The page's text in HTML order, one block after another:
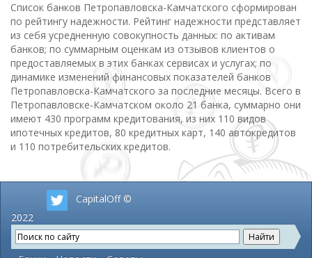
Список банков Петропавловска-Камчатского сформирован
по рейтингу надежности. Рейтинг надежности представляет
из себя усредненную совокупность данных: по активам
банков; по суммарным оценкам из отзывов клиентов о
предоставляемых в этих банках сервисах и услугах; по
динамике изменений финансовых показателей банков
Петропавловска-Камчатского за последние месяцы. Всего в
Петропавловске-Камчатском около 21 банка, суммарно они
имеют 430 программ кредитования, из них 110 видов
ипотечных кредитов, 80 кредитных карт, 140 автокредитов
и 110 потребительских кредитов.
CapitalOff ©
2022